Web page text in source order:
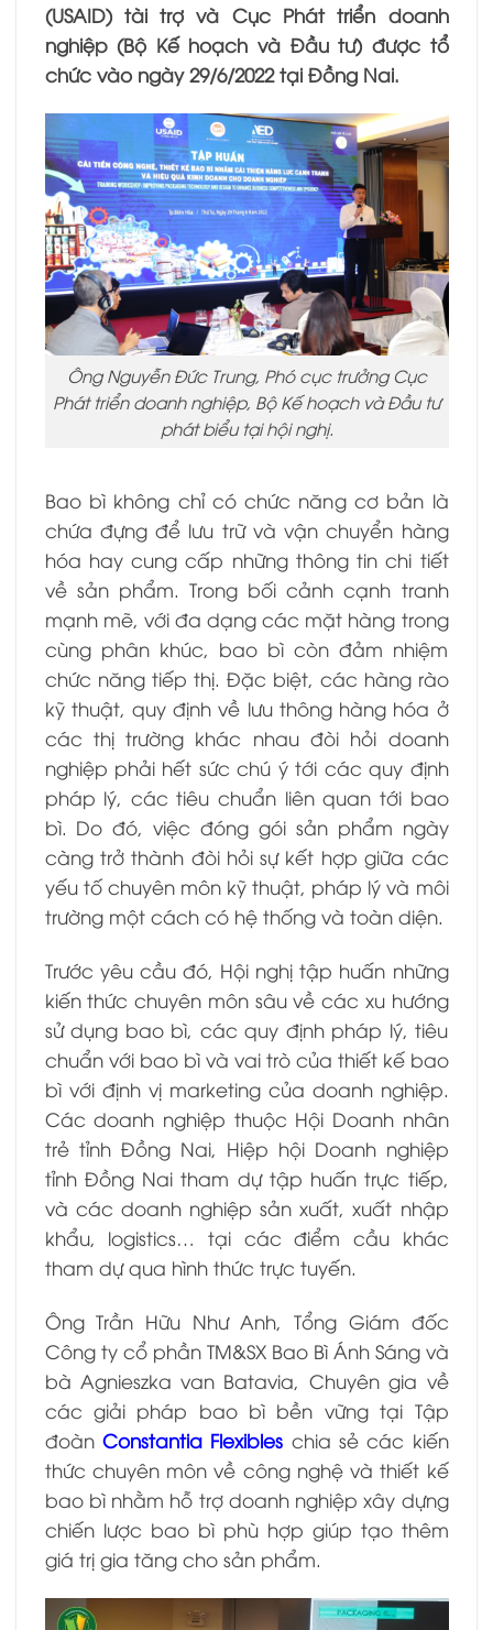
(USAID) tài trợ và Cục Phát triển doanh
nghiệp (Bộ Kế hoạch và Đầu tư) được tổ
chức vào ngày 29/6/2022 tại Đồng Nai.
Ông Nguyễn Đức Trung, Phó cục trưởng Cục
Phát triển doanh nghiệp, Bộ Kế hoạch và Đầu tư
phát biểu tại hội nghị.
Bao bì không chỉ có chức năng cơ bản là
chứa đựng để lưu trữ và vận chuyển hàng
hóa hay cung cấp những thông tin chi tiết
về sản phẩm. Trong bối cảnh cạnh tranh
mạnh mẽ, với đa dạng các mặt hàng trong
cùng phân khúc, bao bì còn đảm nhiệm
chức năng tiếp thị. Đặc biệt, các hàng rào
kỹ thuật, quy định về lưu thông hàng hóa ở
các thị trường khác nhau đòi hỏi doanh
nghiệp phải hết sức chú ý tới các quy định
pháp lý, các tiêu chuẩn liên quan tới bao
bì. Do đó, việc đóng gói sản phẩm ngày
càng trở thành đòi hỏi sự kết hợp giữa các
yếu tố chuyên môn kỹ thuật, pháp lý và môi
trường một cách có hệ thống và toàn diện.
Trước yêu cầu đó, Hội nghị tập huấn những
kiến thức chuyên môn sâu về các xu hướng
sử dụng bao bì, các quy định pháp lý, tiêu
chuẩn với bao bì và vai trò của thiết kế bao
bì với định vị marketing của doanh nghiệp.
Các doanh nghiệp thuộc Hội Doanh nhân
trẻ tỉnh Đồng Nai, Hiệp hội Doanh nghiệp
tỉnh Đồng Nai tham dự tập huấn trực tiếp,
và các doanh nghiệp sản xuất, xuất nhập
khẩu, logistics… tại các điểm cầu khác
tham dự qua hình thức trực tuyến.
Ông Trần Hữu Như Anh, Tổng Giám đốc
Công ty cổ phần TM&SX Bao Bì Ánh Sáng và
bà Agnieszka van Batavia, Chuyên gia về
các giải pháp bao bì bền vững tại Tập
đoàn Constantia Flexibles chia sẻ các kiến
thức chuyên môn về công nghệ và thiết kế
bao bì nhằm hỗ trợ doanh nghiệp xây dựng
chiến lược bao bì phù hợp giúp tạo thêm
giá trị gia tăng cho sản phẩm.